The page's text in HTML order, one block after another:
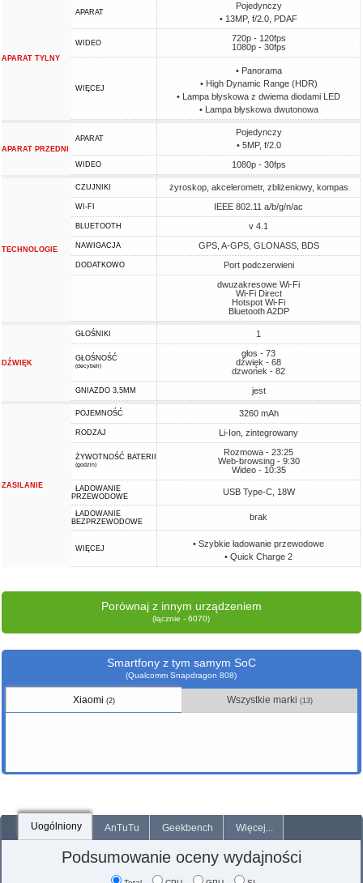
APARAT TYLNY
APARAT
Pojedynczy
• 13MP, f/2.0, PDAF
WIDEO
720p - 120fps
1080p - 30fps
WIĘCEJ
• Panorama
• High Dynamic Range (HDR)
• Lampa błyskowa z dwiema diodami LED
• Lampa błyskowa dwutonowa
APARAT PRZEDNI
APARAT
Pojedynczy
• 5MP, f/2.0
WIDEO 1080p - 30fps
TECHNOLOGIE
CZUJNIKI żyroskop, akcelerometr, zbliżeniowy, kompas
WI-FI IEEE 802.11 a/b/g/n/ac
BLUETOOTH v 4.1
NAWIGACJA GPS, A-GPS, GLONASS, BDS
DODATKOWO
Port podczerwieni
dwuzakresowe Wi-Fi
Wi-Fi Direct
Hotspot Wi-Fi
Bluetooth A2DP
DŹWIĘK
GŁOŚNIKI 1
GŁOŚNOŚĆ
(decybeli)
głos - 73
dźwięk - 68
dzwonek - 82
GNIAZDO 3,5MM jest
ZASILANIE
POJEMNOŚĆ 3260 mAh
RODZAJ Li-Ion, zintegrowany
ŻYWOTNOŚĆ BATERII
(godzin)
Rozmowa - 23:25
Web-browsing - 9:30
Wideo - 10:35
ŁADOWANIE
PRZEWODOWE
USB Type-C, 18W
ŁADOWANIE
BEZPRZEWODOWE
brak
WIĘCEJ
• Szybkie ładowanie przewodowe
• Quick Charge 2
Porównaj z innym urządzeniem
(łącznie - 6070)
Smartfony z tym samym SoC
(Qualcomm Snapdragon 808)
Xiaomi (2) Wszystkie marki (13)
Uogólniony AnTuTu Geekbench Więcej...
Podsumowanie oceny wydajności